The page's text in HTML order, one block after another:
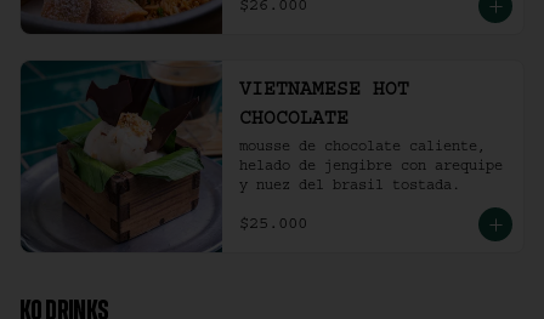
$26.000
VIETNAMESE HOT
CHOCOLATE
mousse de chocolate caliente,
helado de jengibre con arequipe
y nuez del brasil tostada.
$25.000
KO DRINKS